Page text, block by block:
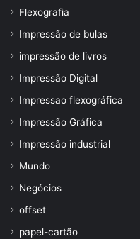
Flexografia
Impressão de bulas
impressão de livros
Impressão Digital
Impressao flexográfica
Impressão Gráfica
Impressão industrial
Mundo
Negócios
offset
papel-cartão